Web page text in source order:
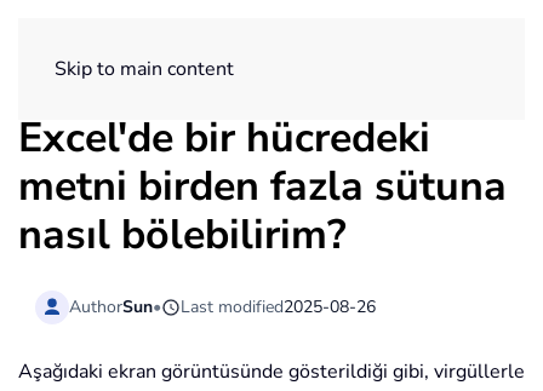
Skip to main content
Excel'de bir hücredeki
metni birden fazla sütuna
nasıl bölebilirim?
AuthorSun• Last modified2025-08-26
Aşağıdaki ekran görüntüsünde gösterildiği gibi, virgüllerle